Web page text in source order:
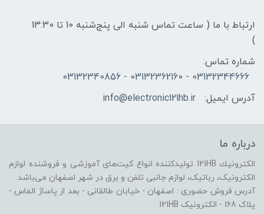
ارتباط با ما ( ساعت تماس شنبه الی پنج‌شنبه 10 تا 13:30
)
شماره تماس:
03132344666 - 03132362160 - 03132340856
آدرس ایمیل:
info@electronic121hb.ir
درباره ما
الكترونيك 121HB توليدكننده انواع کیت‌های آموزشی و فروشنده لوازم
الکترونیک، رباتیک، لوازم جانبی تلفن و برق در شهر اصفهان می‌باشد.
آدرس فروش حضوری : اصفهان - خیابان طالقانی - بعد از پاساژ الماس -
پلاک 168 - الکترونیک 121HB